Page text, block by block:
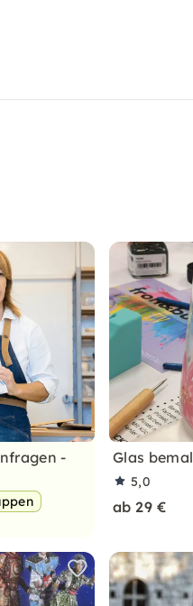
-
Glas
5,0
ab 29 €